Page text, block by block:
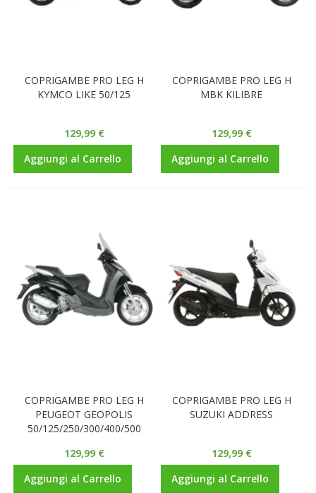
COPRIGAMBE PRO LEG H
KYMCO LIKE 50/125
129,99 €
Aggiungi al Carrello
COPRIGAMBE PRO LEG H
MBK KILIBRE
129,99 €
Aggiungi al Carrello
COPRIGAMBE PRO LEG H
PEUGEOT GEOPOLIS
50/125/250/300/400/500
129,99 €
Aggiungi al Carrello
COPRIGAMBE PRO LEG H
SUZUKI ADDRESS
129,99 €
Aggiungi al Carrello